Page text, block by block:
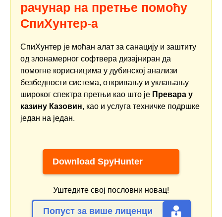
рачунар на претње помоћу
СпиХунтер-а
СпиХунтер је моћан алат за санацију и заштиту
од злонамерног софтвера дизајниран да
помогне корисницима у дубинској анализи
безбедности система, откривању и уклањању
широког спектра претњи као што је Превара у
казину Казовин, као и услуга техничке подршке
један на један.
Download SpyHunter
Уштедите свој пословни новац!
Попуст за више лиценци